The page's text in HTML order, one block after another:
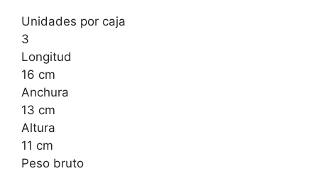
Unidades por caja
3
Longitud
16 cm
Anchura
13 cm
Altura
11 cm
Peso bruto